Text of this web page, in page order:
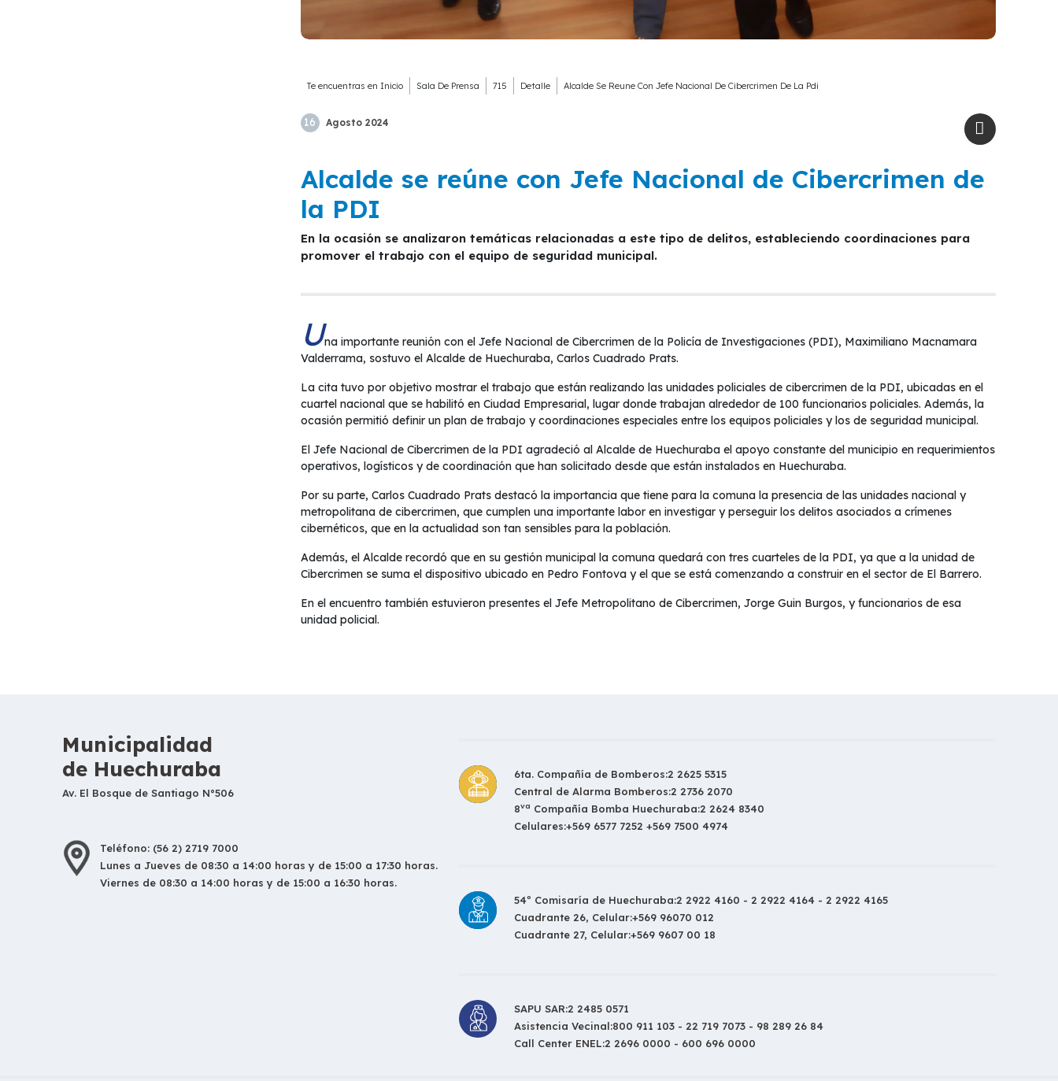
Te encuentras en Inicio Sala De Prensa 715 Detalle Alcalde Se Reune Con Jefe Nacional De Cibercrimen De La Pdi
16 Agosto2024
Alcalde se reúne con Jefe Nacional de Cibercrimen de
la PDI
En la ocasión se analizaron temáticas relacionadas a este tipo de delitos, estableciendo coordinaciones para
promover el trabajo con el equipo de seguridad municipal.
Una importante reunión con el Jefe Nacional de Cibercrimen de la Policía de Investigaciones (PDI), Maximiliano Macnamara
Valderrama, sostuvo el Alcalde de Huechuraba, Carlos Cuadrado Prats.
La cita tuvo por objetivo mostrar el trabajo que están realizando las unidades policiales de cibercrimen de la PDI, ubicadas en el
cuartel nacional que se habilitó en Ciudad Empresarial, lugar donde trabajan alrededor de 100 funcionarios policiales. Además, la
ocasión permitió definir un plan de trabajo y coordinaciones especiales entre los equipos policiales y los de seguridad municipal.
El Jefe Nacional de Cibercrimen de la PDI agradeció al Alcalde de Huechuraba el apoyo constante del municipio en requerimientos
operativos, logísticos y de coordinación que han solicitado desde que están instalados en Huechuraba.
Por su parte, Carlos Cuadrado Prats destacó la importancia que tiene para la comuna la presencia de las unidades nacional y
metropolitana de cibercrimen, que cumplen una importante labor en investigar y perseguir los delitos asociados a crímenes
cibernéticos, que en la actualidad son tan sensibles para la población.
Además, el Alcalde recordó que en su gestión municipal la comuna quedará con tres cuarteles de la PDI, ya que a la unidad de
Cibercrimen se suma el dispositivo ubicado en Pedro Fontova y el que se está comenzando a construir en el sector de El Barrero.
En el encuentro también estuvieron presentes el Jefe Metropolitano de Cibercrimen, Jorge Guin Burgos, y funcionarios de esa
unidad policial.
Municipalidad
de Huechuraba
Av. El Bosque de Santiago N°506
Teléfono: (56 2) 2719 7000
Lunes a Jueves de 08:30 a 14:00 horas y de 15:00 a 17:30 horas.
Viernes de 08:30 a 14:00 horas y de 15:00 a 16:30 horas.
6ta. Compañía de Bomberos:2 2625 5315
Central de Alarma Bomberos:2 2736 2070
8va Compañía Bomba Huechuraba:2 2624 8340
Celulares:+569 6577 7252 +569 7500 4974
54º Comisaría de Huechuraba:2 2922 4160 - 2 2922 4164 - 2 2922 4165
Cuadrante 26, Celular:+569 96070 012
Cuadrante 27, Celular:+569 9607 00 18
SAPU SAR:2 2485 0571
Asistencia Vecinal:800 911 103 - 22 719 7073 - 98 289 26 84
Call Center ENEL:2 2696 0000 - 600 696 0000